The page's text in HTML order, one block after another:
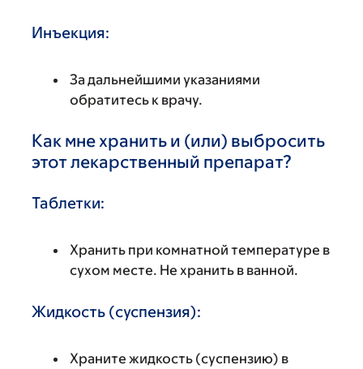
Инъекция:
За дальнейшими указаниями
обратитесь к врачу.
Как мне хранить и (или) выбросить
этот лекарственный препарат?
Таблетки:
Хранить при комнатной температуре в
сухом месте. Не хранить в ванной.
Жидкость (суспензия):
Храните жидкость (суспензию) в